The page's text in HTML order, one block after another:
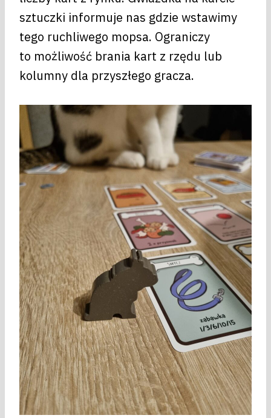
sztuczki informuje nas gdzie wstawimy
tego ruchliwego mopsa. Ograniczy
to możliwość brania kart z rzędu lub
kolumny dla przyszłego gracza.